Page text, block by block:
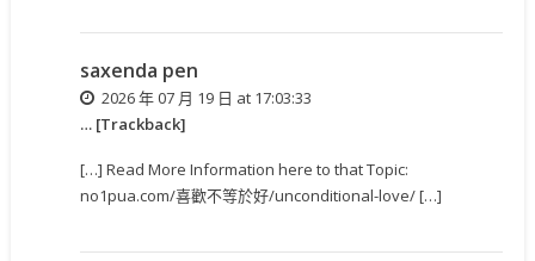
saxenda pen
2026 年 07 月 19 日 at 17:03:33
… [Trackback]
[…] Read More Information here to that Topic:
no1pua.com/喜歡不等於好/unconditional-love/ […]